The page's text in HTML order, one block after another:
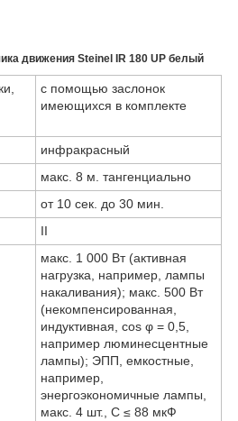
движения Steinel IR 180 UP белый
с помощью заслонок
имеющихся в комплекте
инфракрасный
макс. 8 м. тангенциально
от 10 сек. до 30 мин.
II
макс. 1 000 Вт (активная
нагрузка, например, лампы
накаливания); макс. 500 Вт
(некомпенсированная,
индуктивная, cos φ = 0,5,
например люминесцентные
лампы); ЭПП, емкостные,
например,
энергоэкономичные лампы,
макс. 4 шт., С ≤ 88 мкФ